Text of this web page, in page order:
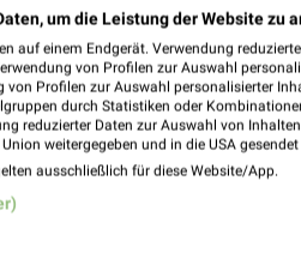
Bothe - Tanzhaus Hannover
299B
Bothe - Tanzvilla Hannover
um die Leistung der Website zu
auf einem Endgerät. Verwendung
von Profilen zur Auswahl
Profilen zur Auswahl personalisierter
durch Statistiken oder
reduzierter Daten zur Auswahl von
weitergegeben und in die USA gesendet
ausschließlich für diese Website/App.